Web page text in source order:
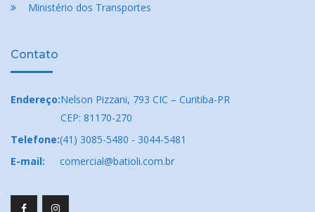
Ministério dos Transportes
Contato
Endereço:Nelson Pizzani, 793 CIC – Curitiba-PR
CEP: 81170-270
Telefone:(41) 3085-5480 - 3044-5481
E-mail:
comercial@batioli.com.br